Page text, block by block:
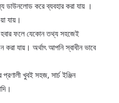
ডাউনলোড করে ব্যবহার করা যায় ।
যায়।
হবার ফলে যেকোন তথ্য সহজেই
করা যায়। অর্থাৎ আপনি স্বাধীন ভাবে
প্রণালী খুবই সহজ, সার্চ ইঞ্জিন